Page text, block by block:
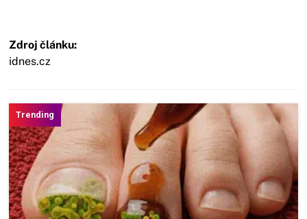
Zdroj článku:
idnes.cz